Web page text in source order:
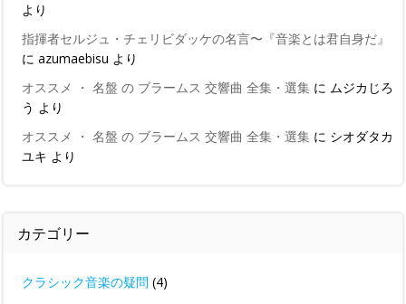
より
指揮者セルジュ・チェリビダッケの名言〜『音楽とは君自身だ』
に azumaebisu より
オススメ ・ 名盤 の ブラームス 交響曲 全集・選集 に ムジカじろ
う より
オススメ ・ 名盤 の ブラームス 交響曲 全集・選集 に シオダタカ
ユキ より
カテゴリー
クラシック音楽の疑問 (4)